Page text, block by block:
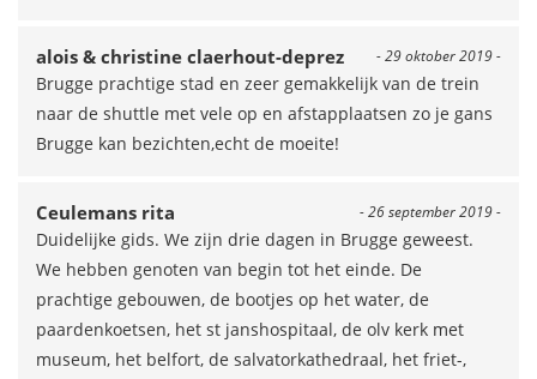
- 29 oktober 2019 -
alois & christine claerhout-deprez
Brugge prachtige stad en zeer gemakkelijk van de trein
naar de shuttle met vele op en afstapplaatsen zo je gans
Brugge kan bezichten,echt de moeite!
- 26 september 2019 -
Ceulemans rita
Duidelijke gids. We zijn drie dagen in Brugge geweest.
We hebben genoten van begin tot het einde. De
prachtige gebouwen, de bootjes op het water, de
paardenkoetsen, het st janshospitaal, de olv kerk met
museum, het belfort, de salvatorkathedraal, het friet-,